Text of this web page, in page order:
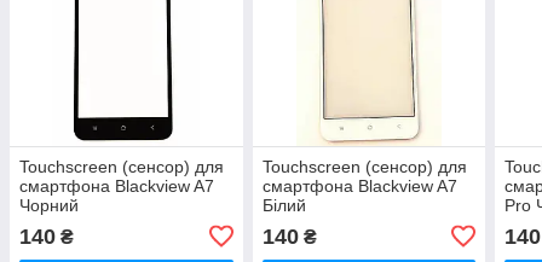
Touchscreen (сенсор) для
смартфона Blackview A7
Чорний
140 ₴
Touchscreen (сенсор) для
смартфона Blackview A7
Білий
140₴
Pro
140